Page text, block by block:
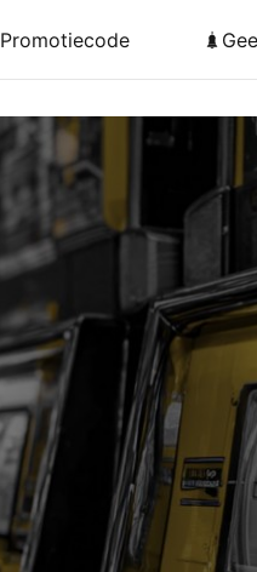
Promotiecode